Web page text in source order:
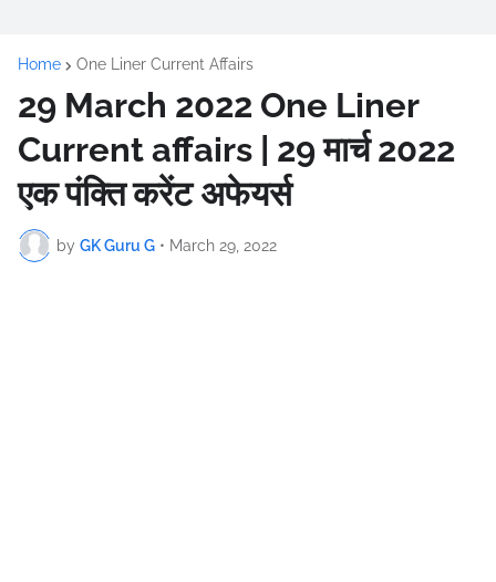
Home One Liner Current Affairs
29 March 2022 One Liner
Current affairs | 29 मार्च 2022
एक पंक्ति करेंट अफेयर्स
by GK Guru G • March 29, 2022